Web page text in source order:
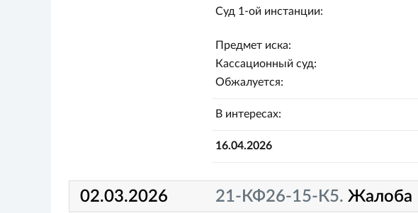
Суд 1-ой инстанции:
Предмет иска:
Кассационный суд:
Обжалуется:
В интересах:
16.04.2026
02.03.2026 21-КФ26-15-К5. Жалоба